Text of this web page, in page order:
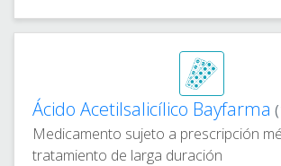
Ácido Acetilsalicílico Bayfarma
Medicamento sujeto a prescripción
tratamiento de larga duración